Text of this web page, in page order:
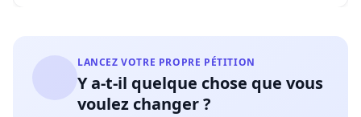
LANCEZ VOTRE PROPRE PÉTITION
Y a-t-il quelque chose que vous
voulez changer ?